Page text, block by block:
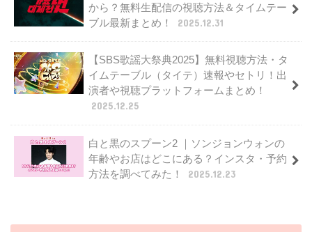
から？無料生配信の視聴方法＆タイムテー
ブル最新まとめ！
2025.12.31
【SBS歌謡大祭典2025】無料視聴方法・タ
イムテーブル（タイテ）速報やセトリ！出
演者や視聴プラットフォームまとめ！
2025.12.25
白と黒のスプーン2 ｜ソンジョンウォンの
年齢やお店はどこにある？インスタ・予約
方法を調べてみた！
2025.12.23